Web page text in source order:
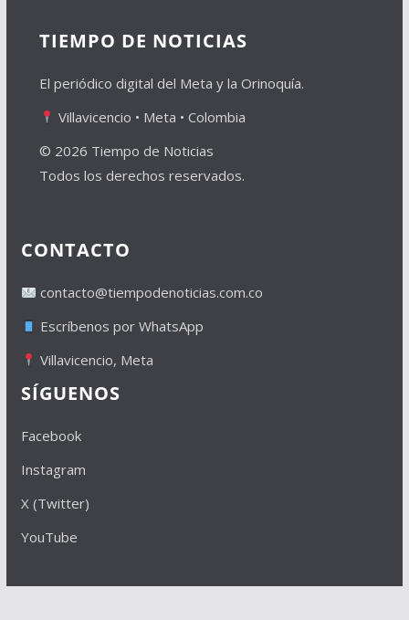
TIEMPO DE NOTICIAS
El periódico digital del Meta y la Orinoquía.
Villavicencio • Meta • Colombia
© 2026 Tiempo de Noticias
Todos los derechos reservados.
CONTACTO
contacto@tiempodenoticias.com.co
Escríbenos por WhatsApp
Villavicencio, Meta
SÍGUENOS
Facebook
Instagram
X (Twitter)
YouTube